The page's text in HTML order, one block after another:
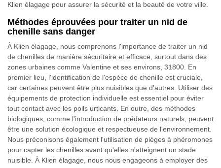
Klien élagage pour assurer la sécurité et la beauté de votre ville.
Méthodes éprouvées pour traiter un nid de
chenille sans danger
À Klien élagage, nous comprenons l'importance de traiter un nid
de chenilles de manière sécuritaire et efficace, surtout dans des
zones urbaines comme Valentine et ses environs, 31800. En
premier lieu, l'identification de l'espèce de chenille est cruciale,
car certaines peuvent être plus nuisibles que d'autres. Utiliser des
équipements de protection individuelle est essentiel pour éviter
tout contact avec les poils urticants. En outre, des méthodes
biologiques, comme l'introduction de prédateurs naturels, peuvent
être une solution écologique et respectueuse de l'environnement.
Nous préconisons également l'utilisation de pièges à phéromones
pour capter les chenilles avant qu'elles n'atteignent un stade
nuisible. À Klien élagage, nous nous engageons à employer des